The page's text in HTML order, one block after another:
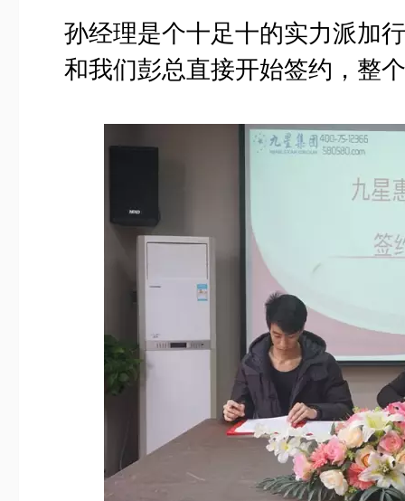
孙经理是个十足十的实力派加
和我们彭总直接开始签约，整